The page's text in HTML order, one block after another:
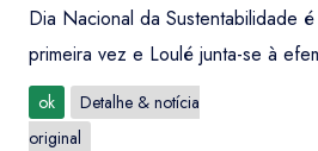
Dia Nacional da Sustentabilidade
primeira vez e Loulé junta-se à
ok
Detalhe & notícia
original